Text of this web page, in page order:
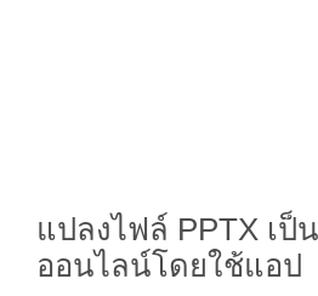
แปลงไฟล์ PPTX เป็
ออนไลน์โดยใช้แอป